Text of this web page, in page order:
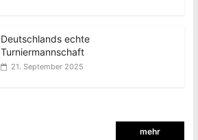
Deutschlands echte
Turniermannschaft
21. September 2025
mehr